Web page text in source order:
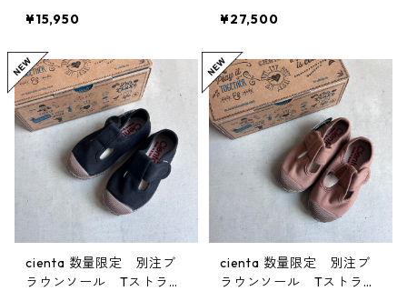
¥15,950
¥27,500
cienta 数量限定 別注ブ
ラウンソール Tストラッ
cienta 数量限定 別注ブ
ラウンソール Tストラッ